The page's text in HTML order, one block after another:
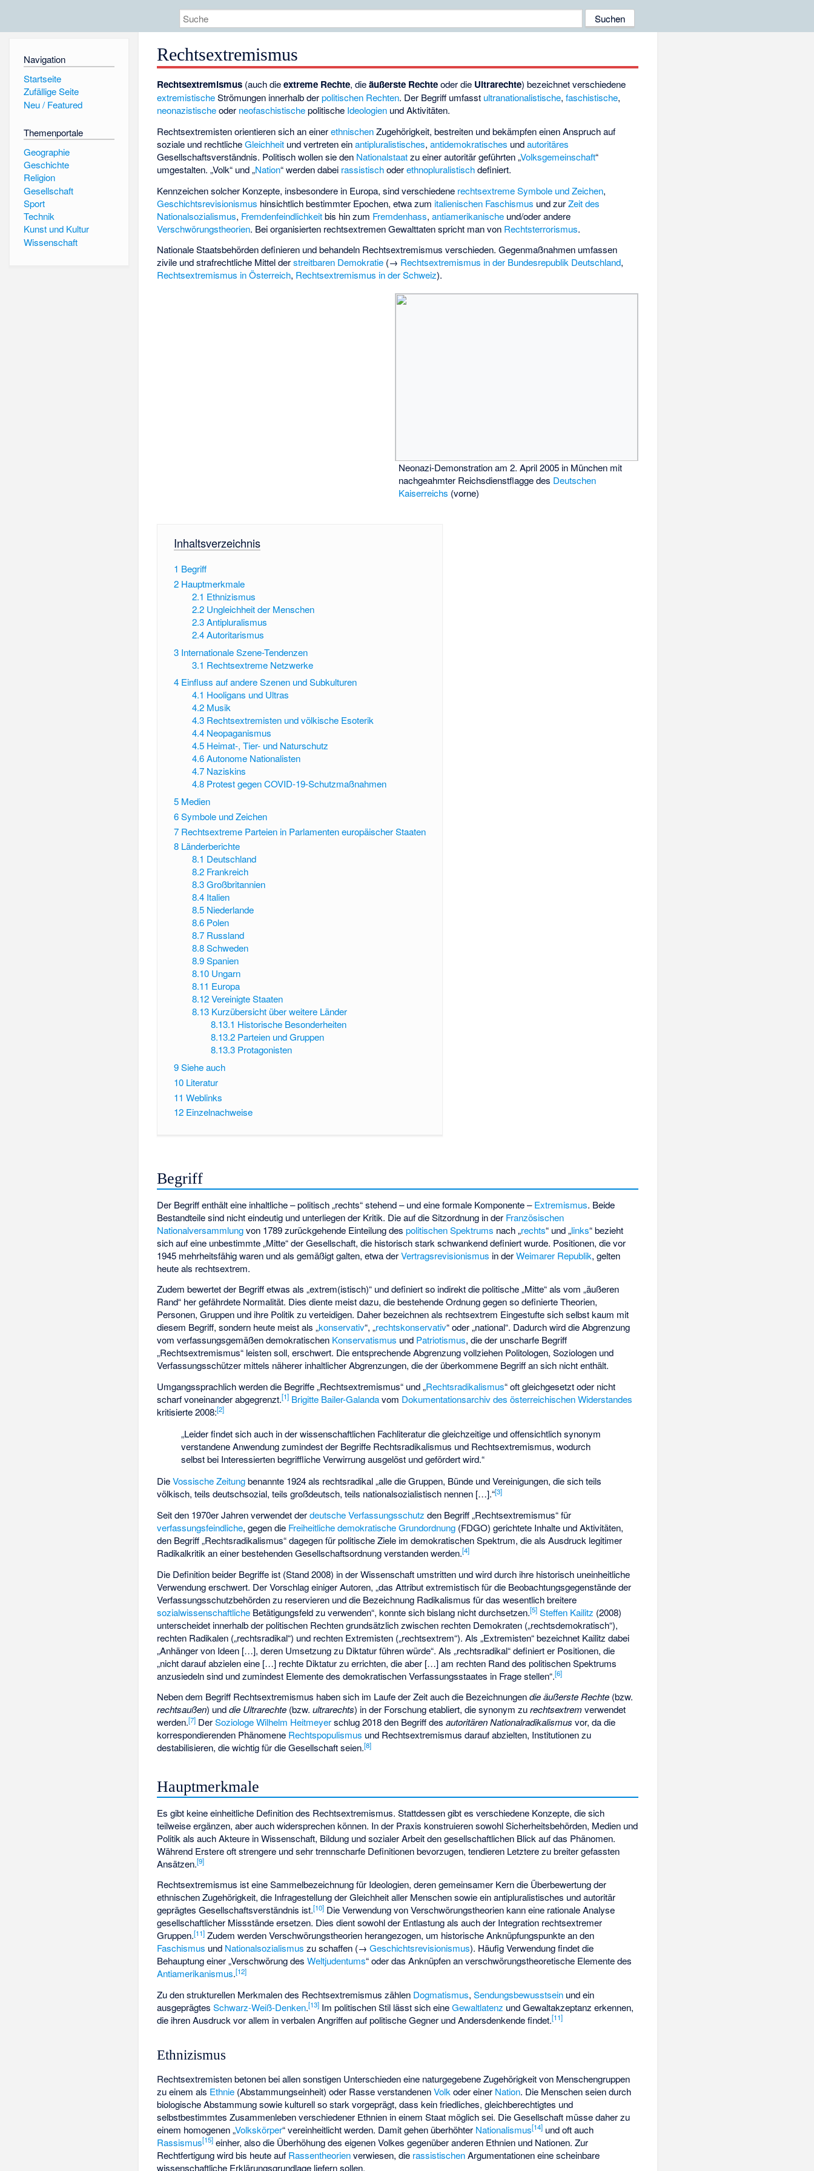
Navigation
Startseite
Zufällige Seite
Neu / Featured
Themenportale
Geographie
Geschichte
Religion
Gesellschaft
Sport
Technik
Kunst und Kultur
Wissenschaft
Rechtsextremismus
Rechtsextremismus (auch dieextreme Rechte, dieäußerste Rechteoder die Ultrarechte) bezeichnet verschiedene
extremistischeStrömungen innerhalb derpolitischen Rechten. Der Begriff umfasst ultranationalistische,faschistische,
neonazistischeoder neofaschistischepolitische Ideologien und Aktivitäten.
Rechtsextremisten orientieren sich an einerethnischenZugehörigkeit, bestreiten und bekämpfen einen Anspruch auf
soziale und rechtlicheGleichheit und vertreten einantipluralistisches,antidemokratisches undautoritäres
Gesellschaftsverständnis. Politisch wollen sie den Nationalstaatzu einer autoritär geführten „Volksgemeinschaft“
umgestalten. „Volk“ und „Nation“ werden dabei rassistischoderethnopluralistischdefiniert.
Kennzeichen solcher Konzepte, insbesondere in Europa, sind verschiedene rechtsextreme Symbole und Zeichen,
Geschichtsrevisionismus hinsichtlich bestimmter Epochen, etwa zum italienischen Faschismus und zurZeit des
Nationalsozialismus, Fremdenfeindlichkeitbis hin zum Fremdenhass,antiamerikanische und/oder andere
Verschwörungstheorien. Bei organisierten rechtsextremen Gewalttaten spricht man von Rechtsterrorismus.
Nationale Staatsbehörden definieren und behandeln Rechtsextremismus verschieden. Gegenmaßnahmen umfassen
zivile und strafrechtliche Mittel derstreitbaren Demokratie (→ Rechtsextremismus in der Bundesrepublik Deutschland,
Rechtsextremismus in Österreich, Rechtsextremismus in der Schweiz).
Neonazi-Demonstration am 2. April 2005 in München mit
nachgeahmter Reichsdienstflagge des Deutschen
Kaiserreichs (vorne)
Inhaltsverzeichnis
1 Begriff
2 Hauptmerkmale
2.1 Ethnizismus
2.2 Ungleichheit der Menschen
2.3 Antipluralismus
2.4 Autoritarismus
3 Internationale Szene-Tendenzen
3.1 Rechtsextreme Netzwerke
4 Einfluss auf andere Szenen und Subkulturen
4.1 Hooligans und Ultras
4.2 Musik
4.3 Rechtsextremisten und völkische Esoterik
4.4 Neopaganismus
4.5 Heimat-, Tier- und Naturschutz
4.6 Autonome Nationalisten
4.7 Naziskins
4.8 Protest gegen COVID-19-Schutzmaßnahmen
5 Medien
6Symbole und Zeichen
7 Rechtsextreme Parteien in Parlamenten europäischer Staaten
8 Länderberichte
8.1 Deutschland
8.2 Frankreich
8.3 Großbritannien
8.4 Italien
8.5 Niederlande
8.6 Polen
8.7 Russland
8.8 Schweden
8.9 Spanien
8.10 Ungarn
8.11 Europa
8.12 Vereinigte Staaten
8.13 Kurzübersicht über weitere Länder
8.13.1 Historische Besonderheiten
8.13.2 Parteien und Gruppen
8.13.3 Protagonisten
9Siehe auch
10 Literatur
11 Weblinks
12 Einzelnachweise
Begriff
Der Begriff enthält eine inhaltliche – politisch „rechts“ stehend – und eine formale Komponente –Extremismus. Beide
Bestandteile sind nicht eindeutig und unterliegen der Kritik. Die auf die Sitzordnung in der Französischen
Nationalversammlungvon 1789 zurückgehende Einteilung despolitischen Spektrums nach „rechts“ und „links“ bezieht
sich auf eine unbestimmte „Mitte“ der Gesellschaft, die historisch stark schwankend definiert wurde. Positionen, die vor
1945 mehrheitsfähig waren und als gemäßigt galten, etwa derVertragsrevisionismus in derWeimarer Republik, gelten
heute als rechtsextrem.
Zudem bewertet der Begriff etwas als „extrem(istisch)“ und definiert so indirekt die politische „Mitte“ als vom „äußeren
Rand“ her gefährdete Normalität. Dies diente meist dazu, die bestehende Ordnung gegen so definierte Theorien,
Personen, Gruppen und ihre Politik zu verteidigen. Daher bezeichnen als rechtsextrem Eingestufte sich selbst kaum mit
diesem Begriff, sondern heute meist als „konservativ“, „rechtskonservativ“ oder „national“. Dadurch wird die Abgrenzung
vom verfassungsgemäßen demokratischen Konservatismus und Patriotismus, die der unscharfe Begriff
„Rechtsextremismus“ leisten soll, erschwert. Die entsprechende Abgrenzung vollziehen Politologen, Soziologen und
Verfassungsschützer mittels näherer inhaltlicher Abgrenzungen, die der überkommene Begriff an sich nicht enthält.
Umgangssprachlich werden die Begriffe „Rechtsextremismus“ und „Rechtsradikalismus“ oft gleichgesetzt oder nicht
scharf voneinander abgegrenzt.[1] Brigitte Bailer-Galandavom Dokumentationsarchiv des österreichischen Widerstandes
kritisierte 2008:[2]
„Leider findet sich auch in der wissenschaftlichen Fachliteratur die gleichzeitige und offensichtlich synonym
verstandene Anwendung zumindest der Begriffe Rechtsradikalismus und Rechtsextremismus, wodurch
selbst bei Interessierten begriffliche Verwirrung ausgelöst und gefördert wird.“
DieVossische Zeitungbenannte 1924 als rechtsradikal „alle die Gruppen, Bünde und Vereinigungen, die sich teils
völkisch, teils deutschsozial, teils großdeutsch, teils nationalsozialistisch nennen […].“[3]
Seit den 1970er Jahren verwendet derdeutsche Verfassungsschutz den Begriff „Rechtsextremismus“ für
verfassungsfeindliche, gegen die Freiheitliche demokratische Grundordnung (FDGO) gerichtete Inhalte und Aktivitäten,
den Begriff „Rechtsradikalismus“ dagegen für politische Ziele im demokratischen Spektrum, die als Ausdruck legitimer
Radikalkritik an einer bestehenden Gesellschaftsordnung verstanden werden.[4]
Die Definition beider Begriffe ist (Stand 2008) in der Wissenschaft umstritten und wird durch ihre historisch uneinheitliche
Verwendung erschwert. Der Vorschlag einiger Autoren, „das Attribut extremistisch für die Beobachtungsgegenstände der
Verfassungsschutzbehörden zu reservieren und die Bezeichnung Radikalismus für das wesentlich breitere
sozialwissenschaftliche Betätigungsfeld zu verwenden“, konnte sich bislang nicht durchsetzen.[5] Steffen Kailitz (2008)
unterscheidet innerhalb der politischen Rechten grundsätzlich zwischen rechten Demokraten („rechtsdemokratisch“),
rechten Radikalen („rechtsradikal“) und rechten Extremisten („rechtsextrem“). Als „Extremisten“ bezeichnet Kailitz dabei
„Anhänger von Ideen […], deren Umsetzung zu Diktatur führen würde“. Als „rechtsradikal“ definiert er Positionen, die
„nicht darauf abzielen eine […] rechte Diktatur zu errichten, die aber […] am rechten Rand des politischen Spektrums
anzusiedeln sind und zumindest Elemente des demokratischen Verfassungsstaates in Frage stellen“.[6]
Neben dem Begriff Rechtsextremismus haben sich im Laufe der Zeit auch die Bezeichnungendie äußerste Rechte (bzw.
rechtsaußen) unddie Ultrarechte (bzw.ultrarechts) in der Forschung etabliert, die synonym zurechtsextrem verwendet
werden.[7] DerSoziologe Wilhelm Heitmeyerschlug 2018 den Begriff desautoritären Nationalradikalismus vor, da die
korrespondierenden Phänomene Rechtspopulismus und Rechtsextremismus darauf abzielten, Institutionen zu
destabilisieren, die wichtig für die Gesellschaft seien.[8]
Hauptmerkmale
Es gibt keine einheitliche Definition des Rechtsextremismus. Stattdessen gibt es verschiedene Konzepte, die sich
teilweise ergänzen, aber auch widersprechen können. In der Praxis konstruieren sowohl Sicherheitsbehörden, Medien und
Politik als auch Akteure in Wissenschaft, Bildung und sozialer Arbeit den gesellschaftlichen Blick auf das Phänomen.
Während Erstere oft strengere und sehr trennscharfe Definitionen bevorzugen, tendieren Letztere zu breiter gefassten
Ansätzen.[9]
Rechtsextremismus ist eine Sammelbezeichnung für Ideologien, deren gemeinsamer Kern die Überbewertung der
ethnischen Zugehörigkeit, die Infragestellung der Gleichheit aller Menschen sowie ein antipluralistisches und autoritär
geprägtes Gesellschaftsverständnis ist.[10] Die Verwendung von Verschwörungstheorien kann eine rationale Analyse
gesellschaftlicher Missstände ersetzen. Dies dient sowohl der Entlastung als auch der Integration rechtsextremer
Gruppen.[11] Zudem werden Verschwörungstheorien herangezogen, um historische Anknüpfungspunkte an den
Faschismus und Nationalsozialismus zu schaffen (→Geschichtsrevisionismus). Häufig Verwendung findet die
Behauptung einer „Verschwörung desWeltjudentums“ oder das Anknüpfen an verschwörungstheoretische Elemente des
Antiamerikanismus.[12]
Zu den strukturellen Merkmalen des Rechtsextremismus zählen Dogmatismus,Sendungsbewusstsein und ein
ausgeprägtesSchwarz-Weiß-Denken.[13] Im politischen Stil lässt sich eineGewaltlatenz und Gewaltakzeptanz erkennen,
die ihren Ausdruck vor allem in verbalen Angriffen auf politische Gegner und Andersdenkende findet.[11]
Ethnizismus
Rechtsextremisten betonen bei allen sonstigen Unterschieden eine naturgegebene Zugehörigkeit von Menschengruppen
zu einem als Ethnie (Abstammungseinheit) oder Rasse verstandenenVolk oder einer Nation. Die Menschen seien durch
biologische Abstammung sowie kulturell so stark vorgeprägt, dass kein friedliches, gleichberechtigtes und
selbstbestimmtes Zusammenleben verschiedener Ethnien in einem Staat möglich sei. Die Gesellschaft müsse daher zu
einem homogenen „Volkskörper“ vereinheitlicht werden. Damit gehen überhöhter Nationalismus[14] und oft auch
Rassismus[15] einher, also die Überhöhung des eigenen Volkes gegenüber anderen Ethnien und Nationen. Zur
Rechtfertigung wird bis heute auf Rassentheorienverwiesen, die rassistischenArgumentationen eine scheinbare
wissenschaftliche Erklärungsgrundlage liefern sollen.